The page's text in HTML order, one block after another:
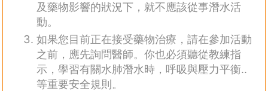
及藥物影響的狀況下，就不應該從事潛水活
動。
如果您目前正在接受藥物治療，請在參加活動
之前，應先詢問醫師。你也必須聽從教練指
示，學習有關水肺潛水時，呼吸與壓力平衡..
等重要安全規則。